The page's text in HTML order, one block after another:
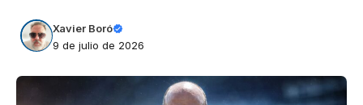
Xavier Boró
9 de julio de 2026